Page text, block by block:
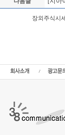
장외주식시